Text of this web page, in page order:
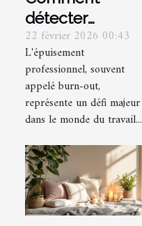
détecter
l'épuisement
professionnel et
y remédier ?
22 février 2026 00:43
L'épuisement
professionnel, souvent
appelé burn-out,
représente un défi majeur
dans le monde du travail...